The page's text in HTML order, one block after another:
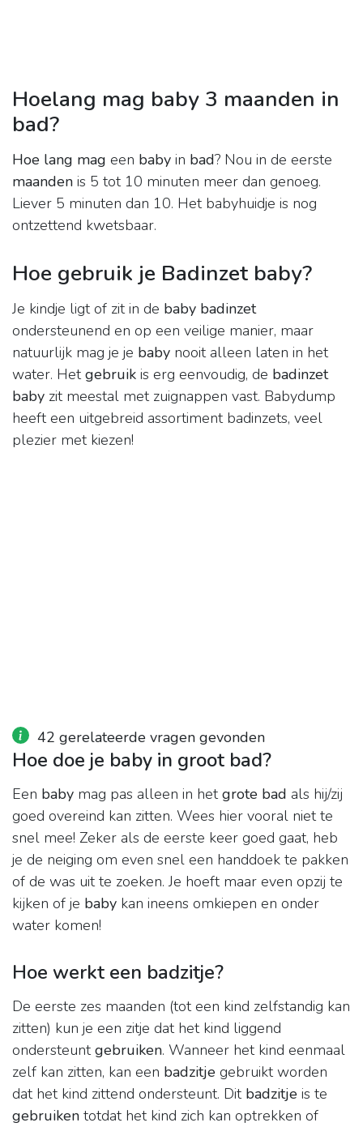
Hoelang mag baby 3 maanden in
bad?
Hoe lang mag een baby in bad? Nou in de eerste
maanden is 5 tot 10 minuten meer dan genoeg.
Liever 5 minuten dan 10. Het babyhuidje is nog
ontzettend kwetsbaar.
Hoe gebruik je Badinzet baby?
Je kindje ligt of zit in de baby badinzet
ondersteunend en op een veilige manier, maar
natuurlijk mag je je baby nooit alleen laten in het
water. Hetgebruik is erg eenvoudig, de badinzet
baby zit meestal met zuignappen vast. Babydump
heeft een uitgebreid assortiment badinzets, veel
plezier met kiezen!
42 gerelateerde vragen gevonden
Hoe doe je baby in groot bad?
Een baby mag pas alleen in hetgrote bad als hij/zij
goed overeind kan zitten. Wees hier vooral niet te
snel mee! Zeker als de eerste keer goed gaat, heb
je de neiging om even snel een handdoek te pakken
of de was uit te zoeken. Je hoeft maar even opzij te
kijken of je baby kan ineens omkiepen en onder
water komen!
Hoe werkt een badzitje?
De eerste zes maanden (tot een kind zelfstandig kan
zitten) kun je een zitje dat het kind liggend
ondersteuntgebruiken. Wanneer het kind eenmaal
zelf kan zitten, kan een badzitje gebruikt worden
dat het kind zittend ondersteunt. Dit badzitje is te
gebruiken totdat het kind zich kan optrekken of